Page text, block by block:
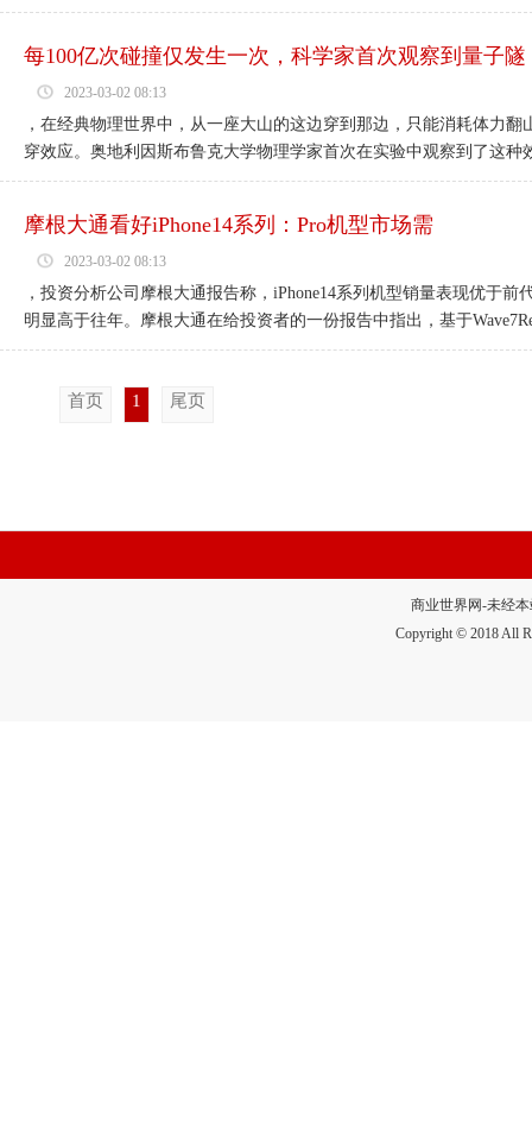
每100亿次碰撞仅发生一次，科学家首次观察到量子隧
2023-03-02 08:13
，在经典物理世界中，从一座大山的这边穿到那边，只能消耗体力
穿效应。奥地利因斯布鲁克大学物理学家首次在实验中观察到了这种
摩根大通看好iPhone14系列：Pro机型市场需
2023-03-02 08:13
，投资分析公司摩根大通报告称，iPhone14系列机型销量表现优于
明显高于往年。摩根大通在给投资者的一份报告中指出，基于
首页 1 尾页
商业世界网-未经本
Copyright © 2018 All